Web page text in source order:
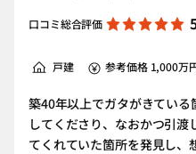
口コミ総合評価
戸建 参考価格 1,000万
築40年以上でガタがきてい
してくださり、なおかつ引
てくれていた箇所を発見し、